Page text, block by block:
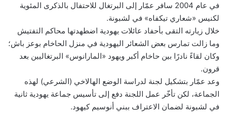
في عام 2004 سافر عمّار إلى البرتغال للاحتفال بالذكرى المئوية
لكنيس «شعاري تيكفاه» في لشبونة.
خلال زيارته التقى بأحفاد عائلات يهودية اضطهدتها محاكم التفتيش
وما زالت تمارس بعض الشعائر اليهودية في منزل الحاخام بوعز باش؛
وكان لقاءً نادرًا بين حاخام أكبر ويهود «المارانوس» البرتغاليين بعد
قرون.
وعد عمّار بتشكيل لجنة لدراسة الوضع الهالاخي (الشرعي) لهذه
الجماعة، لكن تأخّر عمل اللجنة دفع إلى تأسيس جماعة يهودية ثانية
في لشبونة لضمان الاعتراف ببني أنوسيم كيهود.